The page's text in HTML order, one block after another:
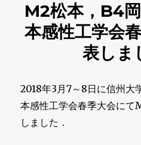
M2松本，B4
本感性工学会
表しま
2018年3月7～8日に信州大
本感性工学会春季大会にて
しました．